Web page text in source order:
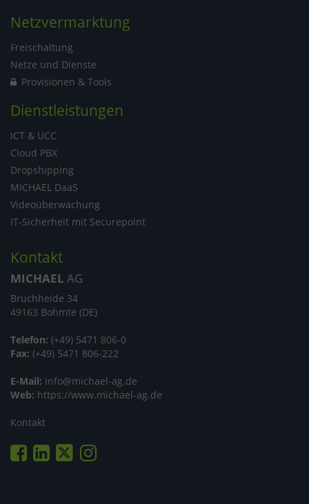
Netzvermarktung
Freischaltung
Netze und Dienste
Provisionen & Tools
Dienstleistungen
ICT & UCC
Cloud PBX
Dropshipping
MICHAEL DaaS
Videoüberwachung
IT-Sicherheit mit Securepoint
Kontakt
MICHAEL AG
Bruchheide 34
49163 Bohmte (DE)
Telefon: (+49) 5471 806-0
Fax: (+49) 5471 806-222
E-Mail: info@michael-ag.de
Web: https://www.michael-ag.de
Kontakt